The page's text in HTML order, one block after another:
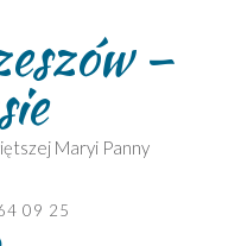
–
Maryi Panny
09 25